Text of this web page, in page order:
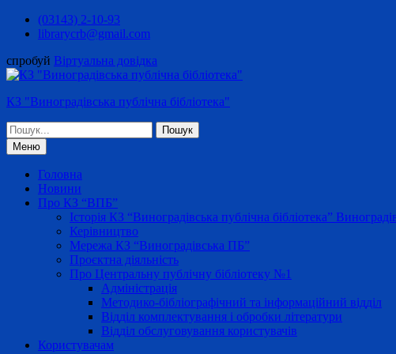
Перейти(03143) 2-10-93
librarycrb@gmail.com
спробуй Віртуальна довідка
КЗ "Виноградівська публічна бібліотека"
Шукати:
Меню
Головна
Новини
Про КЗ “ВПБ”
Історія КЗ “Виноградівська публічна бібліотека”
Керівництво
Мережа КЗ “Виноградівська ПБ”
Проєктна діяльність
Про Центральну публічну бібліотеку №1
Адміністрація
Методико-бібліографічний та інформаційний відділ
Відділ комплектування і обробки літератури
Відділ обслуговування користувачів
Користувачам